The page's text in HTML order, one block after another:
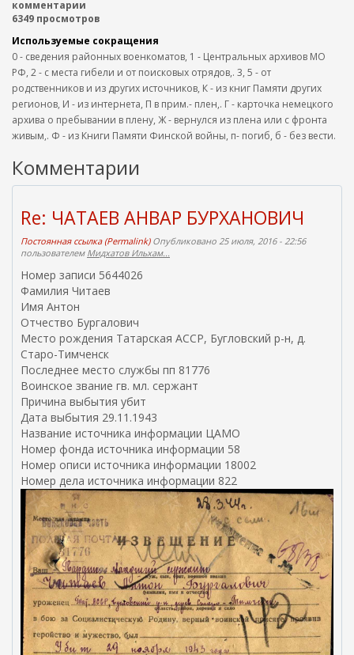
комментарии
6349 просмотров
Используемые сокращения
0 - сведения районных военкоматов, 1 - Центральных архивов МО
РФ, 2 - с места гибели и от поисковых отрядов,. 3, 5 - от
родственников и из других источников, К - из книг Памяти других
регионов, И - из интернета, П в прим.- плен,. Г - карточка немецкого
архива о пребывании в плену, Ж - вернулся из плена или с фронта
живым,. Ф - из Книги Памяти Финской войны, п- погиб, б - без вести.
Комментарии
Re: ЧАТАЕВ АНВАР БУРХАНОВИЧ
Постоянная ссылка (Permalink)Опубликовано 25 июля, 2016 - 22:56
пользователем Мидхатов Ильхам...
Номер записи 5644026
Фамилия Читаев
Имя Антон
Отчество Бургалович
Место рождения Татарская АССР, Бугловский р-н, д.
Старо-Тимченск
Последнее место службы пп 81776
Воинское звание гв. мл. сержант
Причина выбытия убит
Дата выбытия 29.11.1943
Название источника информации ЦАМО
Номер фонда источника информации 58
Номер описи источника информации 18002
Номер дела источника информации 822